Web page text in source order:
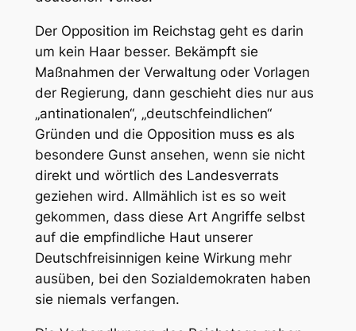
Der Opposition im Reichstag geht es darin
um kein Haar besser. Bekämpft sie
Maßnahmen der Verwaltung oder Vorlagen
der Regierung, dann geschieht dies nuraus
„antinationalen“, „deutschfeindlichen“
Gründen und die Opposition muss es als
besondere Gunst ansehen, wenn sie nicht
direkt und wörtlich des Landesverrats
geziehen wird. Allmählich ist es so weit
gekommen, dass diese Art Angriffe selbst
auf die empfindliche Haut unserer
Deutschfreisinnigen keine Wirkung mehr
ausüben, bei den Sozialdemokraten haben
sie niemals verfangen.